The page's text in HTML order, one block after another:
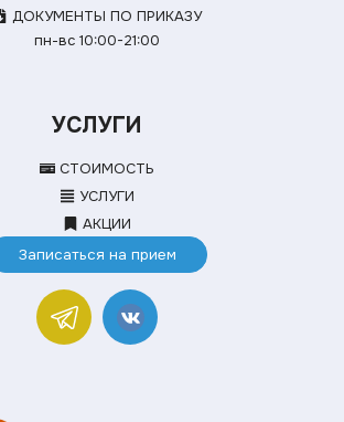
ДОКУМЕНТЫ ПО ПРИКАЗУ
пн-вс 10:00-21:00
УСЛУГИ
СТОИМОСТЬ
УСЛУГИ
АКЦИИ
Записаться на прием